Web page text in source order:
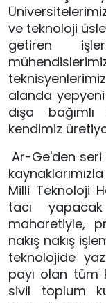
ve teknoloji
getiren
alanda
dışa
kendimiz
Ar-Ge'den seri imalata tüm aşamaları kendi öz
Milli Teknoloji
tacı
maharetiyle,
nakış nakış
teknolojide
payı olan tüm
sivil toplum